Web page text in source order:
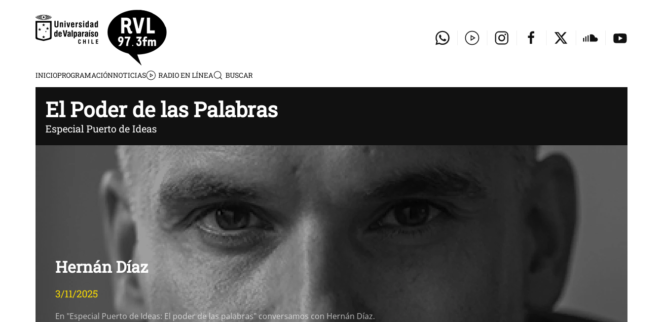
Skip to main content
INICIOPROGRAMACIÓNNOTICIAS RADIO EN LÍNEA BUSCAR
El Poder de las Palabras
Especial Puerto de Ideas
Hernán Díaz
3/11/2025
En "Especial Puerto de Ideas: El poder de las palabras" conversamos con Hernán Díaz.